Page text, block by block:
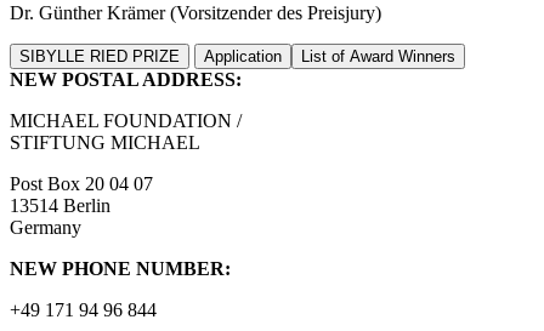
Dr. Günther Krämer (Vorsitzender des Preisjury)
SIBYLLE RIED PRIZE Application List of Award Winners
NEW POSTAL ADDRESS:
MICHAEL FOUNDATION /
STIFTUNG MICHAEL
Post Box 20 04 07
13514 Berlin
Germany
NEW PHONE NUMBER:
+49 171 94 96 844